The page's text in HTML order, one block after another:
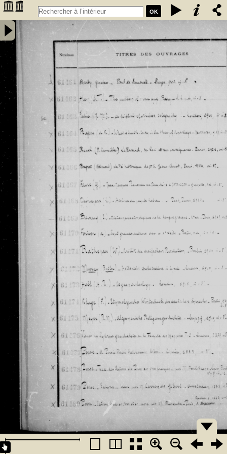
OK
Inventaire des fonds patrimoniaux lettres et sciences des
bibliothèques universitaires de Bordeaux. Registre 42. Numéros
d'inventaire de FR 61461 à FR 62480 - Université de Bordeaux
(1441-1970)